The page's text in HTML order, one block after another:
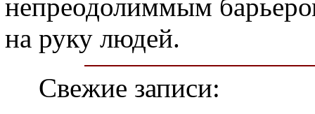
непреодолиммым
на руку людей.
Свежие записи: